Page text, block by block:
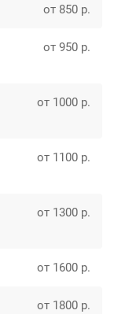
от 850 р.
от 950 р.
от 1000 р.
от 1100 р.
от 1300 р.
от 1600 р.
от 1800 р.